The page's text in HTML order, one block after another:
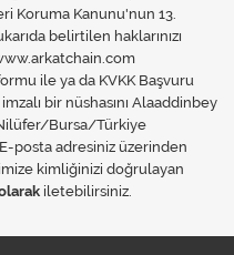
Koruma Kanunu'nun 13.
belirtilen haklarınızı
ile ya da KVKK Başvuru
bir nüshasını Alaaddinbey
Bursa/Türkiye
posta adresiniz üzerinden
kimliğinizi doğrulayan
iletebilirsiniz.